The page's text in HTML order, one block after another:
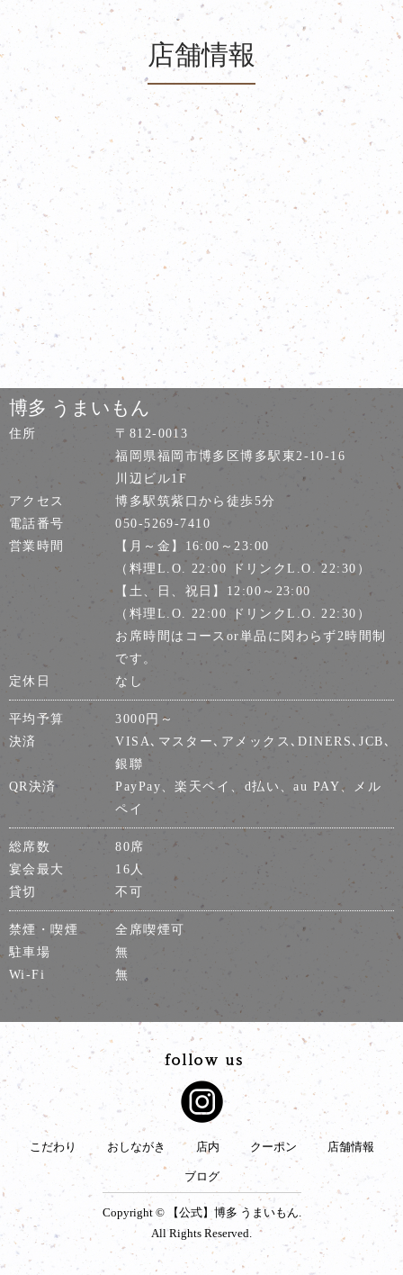
店舗情報
博多 うまいもん
住所
〒812-0013
福岡県福岡市博多区博多駅東2-10-16
川辺ビル1F
アクセス
博多駅筑紫口から徒歩5分
電話番号
050-5269-7410
営業時間
【月～金】16:00～23:00
（料理L.O. 22:00 ドリンクL.O. 22:30）
【土、日、祝日】12:00～23:00
（料理L.O. 22:00 ドリンクL.O. 22:30）
お席時間はコースor単品に関わらず2時間制
です。
定休日
なし
平均予算
3000円～
決済
VISA､マスター､アメックス､DINERS､JCB､
銀聯
QR決済
PayPay、楽天ペイ、d払い、au PAY、メル
ペイ
総席数
80席
宴会最大
16人
貸切
不可
禁煙・喫煙
全席喫煙可
駐車場
無
Wi-Fi
無
こだわり おしながき 店内 クーポン 店舗情報
ブログ
Copyright © 【公式】博多 うまいもん.
All Rights Reserved.